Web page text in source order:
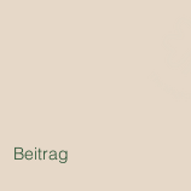
Beitrag